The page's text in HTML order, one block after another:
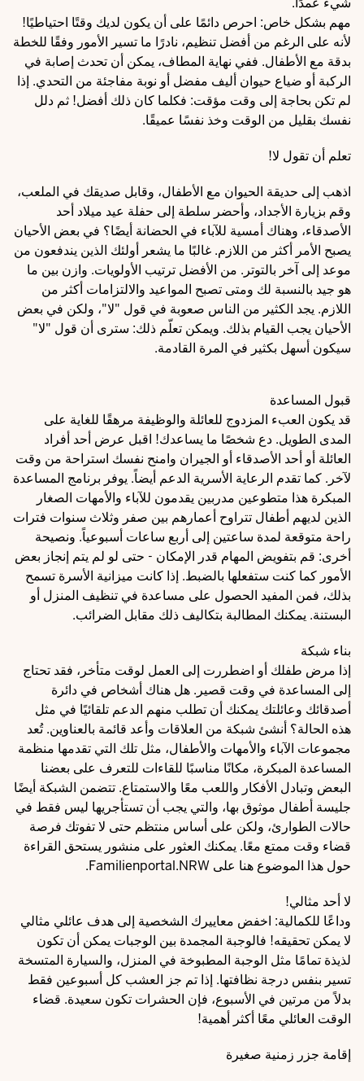
مهم بشكل خاص: احرص دائمًا على أن يكون لديك وقتًا احتياطيًا!
لأنه على الرغم من أفضل تنظيم، نادرًا ما تسير الأمور وفقًا للخطة
بدقة مع الأطفال. ففي نهاية المطاف، يمكن أن تحدث إصابة في
الركبة أو ضياع حيوان أليف مفضل أو نوبة مفاجئة من التحدي. إذا
لم تكن بحاجة إلى وقت مؤقت: فكلما كان ذلك أفضل! ثم دلل
نفسك بقليل من الوقت وخذ نفسًا عميقًا.
تعلم أن تقول لا!
اذهب إلى حديقة الحيوان مع الأطفال، وقابل صديقك في الملعب،
وقم بزيارة الأجداد، وأحضر سلطة إلى حفلة عيد ميلاد أحد
الأصدقاء، وهناك أمسية للآباء في الحضانة أيضًا؟ في بعض الأحيان
يصبح الأمر أكثر من اللازم. غالبًا ما يشعر أولئك الذين يندفعون من
موعد إلى آخر بالتوتر. من الأفضل ترتيب الأولويات. وازن بين ما
هو جيد بالنسبة لك ومتى تصبح المواعيد والالتزامات أكثر من
اللازم. يجد الكثير من الناس صعوبة في قول "لا"، ولكن في بعض
الأحيان يجب القيام بذلك. ويمكن تعلّم ذلك: سترى أن قول "لا"
سيكون أسهل بكثير في المرة القادمة.
قبول المساعدة
قد يكون العبء المزدوج للعائلة والوظيفة مرهقًا للغاية على
المدى الطويل. دع شخصًا ما يساعدك! اقبل عرض أحد أفراد
العائلة أو أحد الأصدقاء أو الجيران وامنح نفسك استراحة من وقت
لآخر. كما تقدم الرعاية الأسرية الدعم أيضاً. يوفر برنامج المساعدة
المبكرة هذا متطوعين مدربين يقدمون للآباء والأمهات الصغار
الذين لديهم أطفال تتراوح أعمارهم بين صفر وثلاث سنوات فترات
راحة متوقعة لمدة ساعتين إلى أربع ساعات أسبوعياً. ونصيحة
أخرى: قم بتفويض المهام قدر الإمكان - حتى لو لم يتم إنجاز بعض
الأمور كما كنت ستفعلها بالضبط. إذا كانت ميزانية الأسرة تسمح
بذلك، فمن المفيد الحصول على مساعدة في تنظيف المنزل أو
البستنة. يمكنك المطالبة بتكاليف ذلك مقابل الضرائب.
بناء شبكة
إذا مرض طفلك أو اضطررت إلى العمل لوقت متأخر، فقد تحتاج
إلى المساعدة في وقت قصير. هل هناك أشخاص في دائرة
أصدقائك وعائلتك يمكنك أن تطلب منهم الدعم تلقائيًا في مثل
هذه الحالة؟ أنشئ شبكة من العلاقات وأعد قائمة بالعناوين. تُعد
مجموعات الآباء والأمهات والأطفال، مثل تلك التي تقدمها منظمة
المساعدة المبكرة، مكانًا مناسبًا للقاءات للتعرف على بعضنا
البعض وتبادل الأفكار واللعب معًا والاستمتاع. تتضمن الشبكة أيضًا
جليسة أطفال موثوق بها، والتي يجب أن تستأجريها ليس فقط في
حالات الطوارئ، ولكن على أساس منتظم حتى لا تفوتك فرصة
قضاء وقت ممتع معًا. يمكنك العثور على منشور يستحق القراءة
حول هذا الموضوع هنا على Familienportal.NRW.
لا أحد مثالي!
وداعًا للكمالية: اخفض معاييرك الشخصية إلى هدف عائلي مثالي
لا يمكن تحقيقه! فالوجبة المجمدة بين الوجبات يمكن أن تكون
لذيذة تمامًا مثل الوجبة المطبوخة في المنزل، والسيارة المتسخة
تسير بنفس درجة نظافتها. إذا تم جز العشب كل أسبوعين فقط
بدلاً من مرتين في الأسبوع، فإن الحشرات تكون سعيدة. قضاء
الوقت العائلي معًا أكثر أهمية!
إقامة جزر زمنية صغيرة